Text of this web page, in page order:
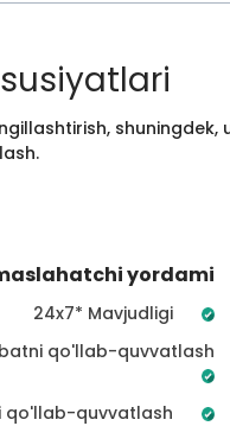
yordami
24x7* Mavjudligi
qo'llab-quvvatlash
qo'llab-quvvatlash